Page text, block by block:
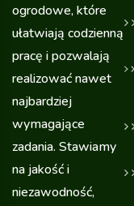
ogrodowe, które
ułatwiają codzienną
pracę i pozwalają
realizować nawet
najbardziej
wymagające
zadania. Stawiamy
na jakość i
niezawodność,